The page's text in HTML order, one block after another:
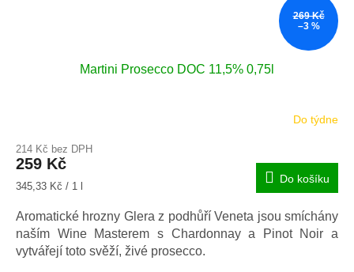
269 Kč
–3 %
Martini Prosecco DOC 11,5% 0,75l
Do týdne
214 Kč bez DPH
259 Kč
Měrná
345,33 Kč / 1 l
Do košíku
Aromatické hrozny Glera z podhůří Veneta jsou smíchány
naším Wine Masterem s Chardonnay a Pinot Noir a
vytvářejí toto svěží, živé prosecco.